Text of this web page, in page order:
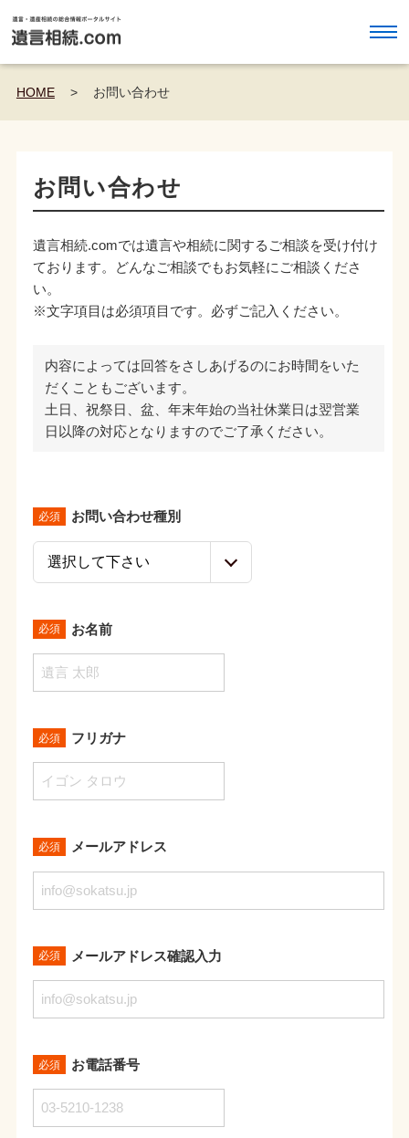
HOME > お問い合わせ
お問い合わせ
遺言相続.comでは遺言や相続に関するご相談を受け付け
ております。どんなご相談でもお気軽にご相談くださ
い。
※文字項目は必須項目です。必ずご記入ください。
内容によっては回答をさしあげるのにお時間をいた
だくこともございます。
土日、祝祭日、盆、年末年始の当社休業日は翌営業
日以降の対応となりますのでご了承ください。
必須 お問い合わせ種別
必須 お名前
必須 フリガナ
必須 メールアドレス
必須 メールアドレス確認入力
必須 お電話番号